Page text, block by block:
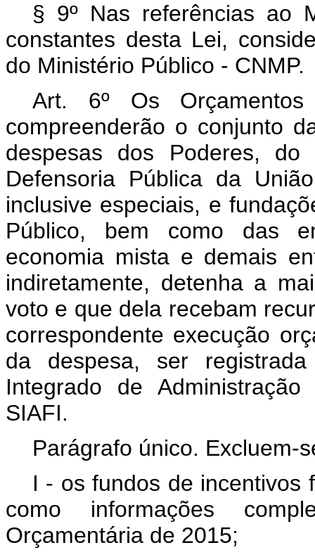
§ 9º Nas referências ao
constantes desta Lei,
do Ministério Público - CNMP.
Art. 6º Os
compreenderão o conjunto
despesas dos Poderes,
Defensoria Pública da
inclusive especiais, e
Público, bem como das
economia mista e demais
indiretamente, detenha a
voto e que dela recebam
correspondente execução
da despesa, ser
Integrado de
SIAFI.
Parágrafo único. Excluem-
I - os fundos de incentivos
como informações
Orçamentária de 2015;